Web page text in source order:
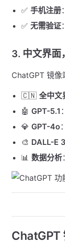
✅ 手机注册
✅ 无需验证
3. 中文界面
ChatGPT 镜像
🇨🇳 全中文
🤖 GPT-5.1
💎 GPT-4o
🎨 DALL-E 3
📊 数据分析
ChatGPT